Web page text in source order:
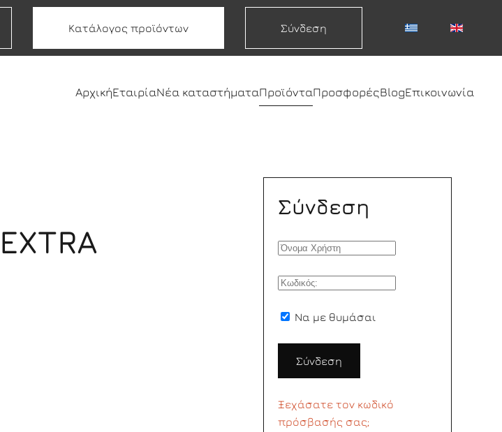
Κατάλογος προϊόντων Σύνδεση
ΑρχικήΕταιρίαΝέα καταστήματαΠροϊόνταΠροσφορέςBlogΕπικοινωνία
Σύνδεση
Να με θυμάσαι
Σύνδεση
Ξεχάσατε τον κωδικό
πρόσβασής σας;